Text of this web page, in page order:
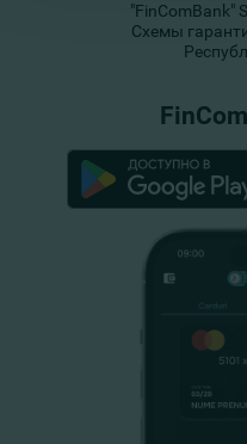
"FinComBank"
Схемы